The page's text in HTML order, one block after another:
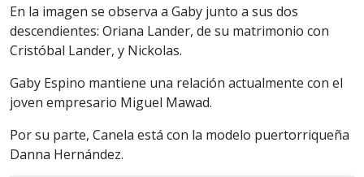
En la imagen se observa a Gaby junto a sus dos
descendientes: Oriana Lander, de su matrimonio con
Cristóbal Lander, y Nickolas.
Gaby Espino mantiene una relación actualmente con el
joven empresario Miguel Mawad.
Por su parte, Canela está con la modelo puertorriqueña
Danna Hernández.